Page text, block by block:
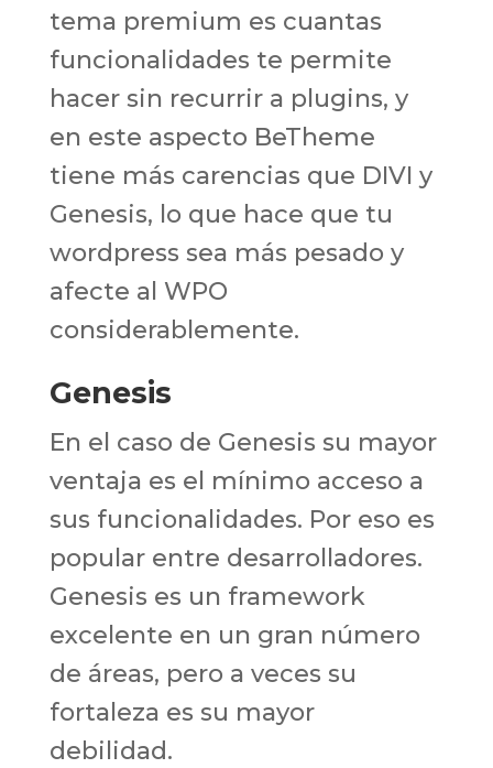
tema premium es cuantas
funcionalidades te permite
hacer sin recurrir a plugins, y
en este aspecto BeTheme
tiene más carencias que DIVI y
Genesis, lo que hace que tu
wordpress sea más pesado y
afecte al WPO
considerablemente.
Genesis
En el caso de Genesis su mayor
ventaja es el mínimo acceso a
sus funcionalidades. Por eso es
popular entre desarrolladores.
Genesis es un framework
excelente en un gran número
de áreas, pero a veces su
fortaleza es su mayor
debilidad.